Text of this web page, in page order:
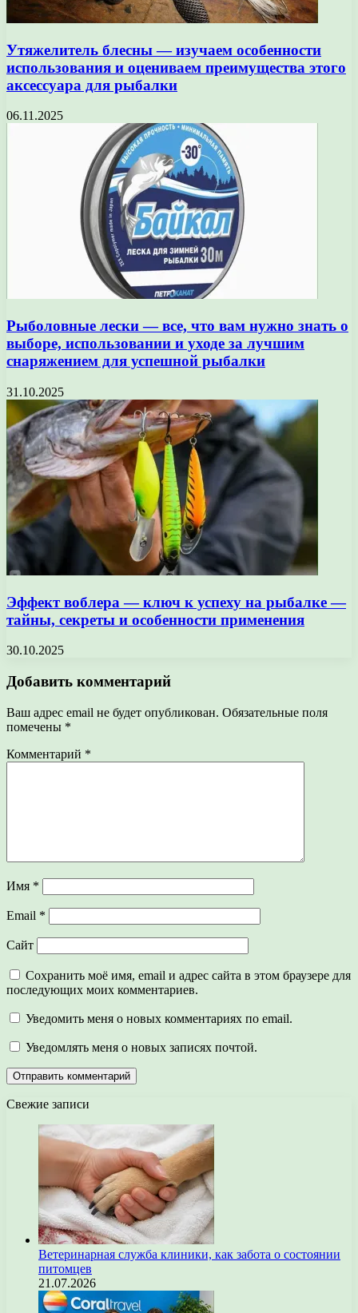
Утяжелитель блесны — изучаем особенности
использования и оцениваем преимущества этого
аксессуара для рыбалки
06.11.2025
Рыболовные лески — все, что вам нужно знать о
выборе, использовании и уходе за лучшим
снаряжением для успешной рыбалки
31.10.2025
Эффект воблера — ключ к успеху на рыбалке —
тайны, секреты и особенности применения
30.10.2025
Добавить комментарий
Ваш адрес email не будет опубликован. Обязательные поля
помечены *
Комментарий *
Имя *
Email *
Сайт
Сохранить моё имя, email и адрес сайта в этом браузере для
последующих моих комментариев.
Уведомить меня о новых комментариях по email.
Уведомлять меня о новых записях почтой.
Свежие записи
Ветеринарная служба клиники, как забота о состоянии
питомцев
21.07.2026